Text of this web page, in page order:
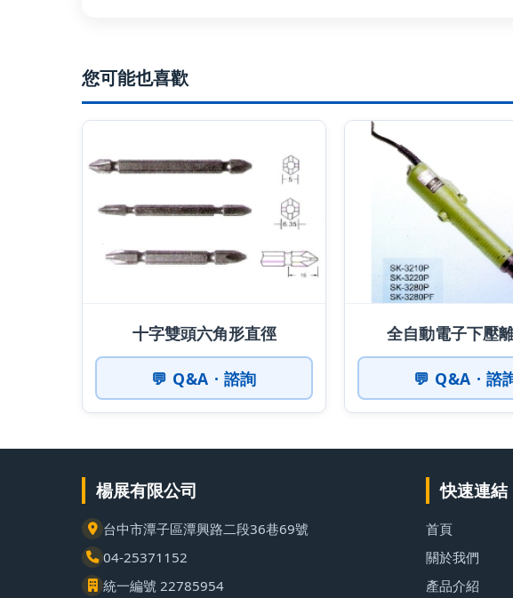
您可能也喜歡
十字雙頭六角形直徑
💬 Q&A · 諮詢
全自動電子下壓
💬 Q&A · 諮
楊展有限公司
台中市潭子區潭興路二段36巷69號
04-25371152
統一編號 22785954
快速連結
首頁
關於我們
產品介紹